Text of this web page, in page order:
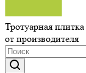
Тротуарная плитка
от производителя